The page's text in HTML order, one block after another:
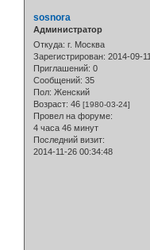
sosnora
Администратор
Откуда: г. Москва
Зарегистрирован: 2014-09-11
Приглашений: 0
Сообщений: 35
Пол: Женский
Возраст: 46 [1980-03-24]
Провел на форуме:
4 часа 46 минут
Последний визит:
2014-11-26 00:34:48